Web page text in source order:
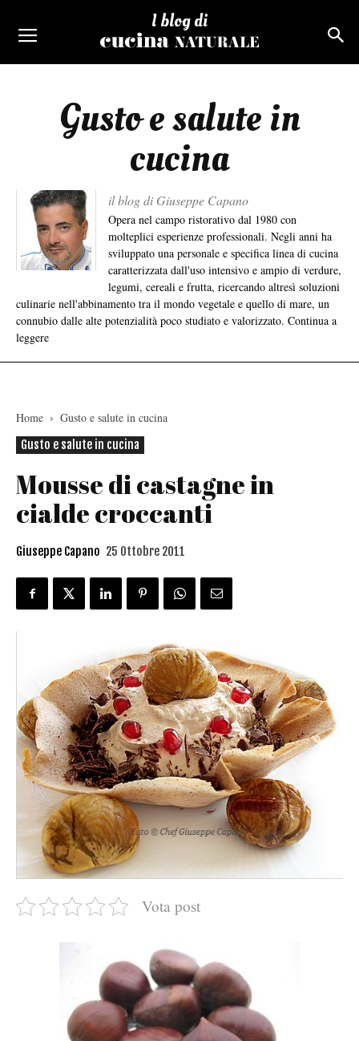
I blog di
Gusto e salute in
cucina
il blog di Giuseppe Capano
Opera nel campo ristorativo dal 1980 con
molteplici esperienze professionali. Negli anni ha
sviluppato una personale e specifica linea di cucina
caratterizzata dall'uso intensivo e ampio di verdure,
legumi, cereali e frutta, ricercando altresì soluzioni
culinarie nell'abbinamento tra il mondo vegetale e quello di mare, un
connubio dalle alte potenzialità poco studiato e valorizzato. Continua a
leggere
Home
Gusto e salute in cucina
Gusto e salute in cucina
Mousse di castagne in
cialde croccanti
Giuseppe Capano 25 Ottobre 2011
Vota post